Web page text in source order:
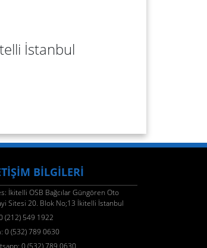
İstanbul
BİLGİLERİ
İkitelli OSB Bağcılar Güngören Oto
Sitesi 20. Blok No;13 İkitelli İstanbul
(212) 549 1922
0 (532) 789 0630
0 (532) 789 0630